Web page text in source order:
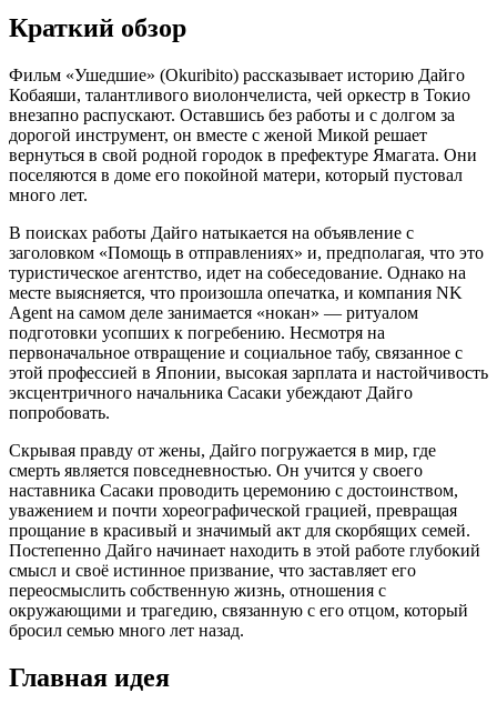
Краткий обзор
Фильм «Ушедшие» (Okuribito) рассказывает историю Дайго
Кобаяши, талантливого виолончелиста, чей оркестр в Токио
внезапно распускают. Оставшись без работы и с долгом за
дорогой инструмент, он вместе с женой Микой решает
вернуться в свой родной городок в префектуре Ямагата. Они
поселяются в доме его покойной матери, который пустовал
много лет.
В поисках работы Дайго натыкается на объявление с
заголовком «Помощь в отправлениях» и, предполагая, что это
туристическое агентство, идет на собеседование. Однако на
месте выясняется, что произошла опечатка, и компания NK
Agent на самом деле занимается «нокан» — ритуалом
подготовки усопших к погребению. Несмотря на
первоначальное отвращение и социальное табу, связанное с
этой профессией в Японии, высокая зарплата и настойчивость
эксцентричного начальника Сасаки убеждают Дайго
попробовать.
Скрывая правду от жены, Дайго погружается в мир, где
смерть является повседневностью. Он учится у своего
наставника Сасаки проводить церемонию с достоинством,
уважением и почти хореографической грацией, превращая
прощание в красивый и значимый акт для скорбящих семей.
Постепенно Дайго начинает находить в этой работе глубокий
смысл и своё истинное призвание, что заставляет его
переосмыслить собственную жизнь, отношения с
окружающими и трагедию, связанную с его отцом, который
бросил семью много лет назад.
Главная идея